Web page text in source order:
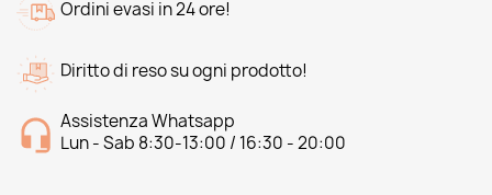
Ordini evasi in 24 ore!
Diritto di reso su ogni prodotto!
Assistenza Whatsapp
Lun - Sab 8:30-13:00 / 16:30 - 20:00